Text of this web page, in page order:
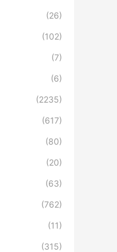
(26)
(102)
(7)
(6)
(2235)
(617)
(80)
(20)
(63)
(762)
(11)
(315)